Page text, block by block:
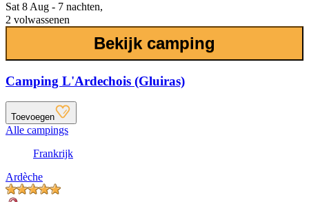
Sat 8 Aug - 7 nachten,
2 volwassenen
Bekijk camping
Camping L'Ardechois (Gluiras)
Toevoegen
Alle campings
Frankrijk
Ardèche